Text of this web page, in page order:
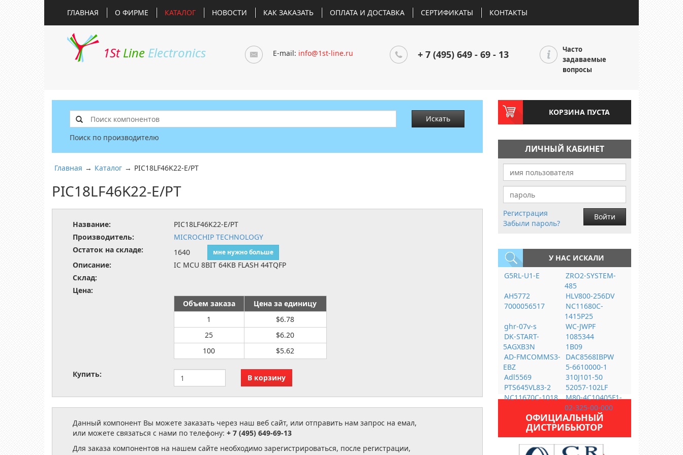
ГЛАВНАЯ О ФИРМЕ КАТАЛОГ НОВОСТИ КАК ЗАКАЗАТЬ ОПЛАТА И ДОСТАВКА СЕРТИФИКАТЫ КОНТАКТЫ
1St Line Electronics E-mail: info@1st-line.ru + 7 (495) 649 - 69 - 13
Часто
задаваемые
вопросы
Искать
Поиск по производителю
Главная → Каталог → PIC18LF46K22-E/PT
PIC18LF46K22-E/PT
Название:
PIC18LF46K22-E/PT
Производитель:
MICROCHIP TECHNOLOGY
Остаток на складе:
1640 мне нужно больше
Описание:
IC MCU 8BIT 64KB FLASH 44TQFP
Склад:
Цена:
Объем заказа
Цена за единицу
1
$6.78
25
$6.20
100
$5.62
Купить:
Данный компонент Вы можете заказать через наш веб сайт, или отправить нам запрос на емал,
или можете связаться с нами по телефону: + 7 (495) 649-69-13
Для заказа компонентов на нашем сайте необходимо зарегистрироваться, после регистрации,
КОРЗИНА ПУСТА
ЛИЧНЫЙ КАБИНЕТ
Регистрация
Забыли пароль?
Войти
У НАС ИСКАЛИ
G5RL-U1-E
ZRO2-SYSTEM-
485
AH5772
HLV800-256DV
7000056517
NC11680C-
1415P25
ghr-07v-s
WC-JWPF
DK-START-
5AGXB3N
1085344
1B09
AD-FMCOMMS3-
EBZ
DAC8568IBPW
5-6610000-1
Adl5569
310J101-50
PTS645VL83-2
52057-102LF
NC11670C-1018
M80-4C10405F1-
02-325-00-000
ОФИЦИАЛЬНЫЙ
ДИСТРИБЬЮТОР